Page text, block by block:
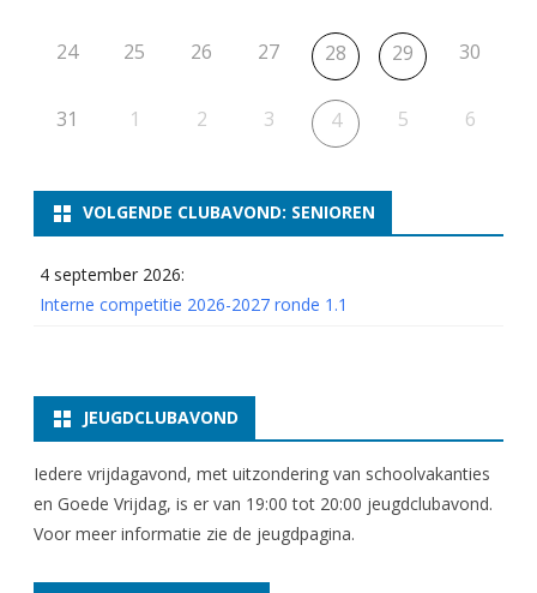
24 25 26 27 28 29 30
31 1 2 3 4 5 6
VOLGENDE CLUBAVOND: SENIOREN
4 september 2026:
Interne competitie 2026-2027 ronde 1.1
JEUGDCLUBAVOND
Iedere vrijdagavond, met uitzondering van schoolvakanties
en Goede Vrijdag, is er van 19:00 tot 20:00 jeugdclubavond.
Voor meer informatie zie de jeugdpagina.